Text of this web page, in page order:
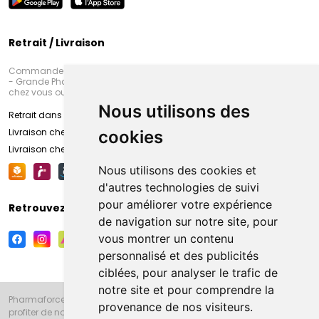
Nous utilisons des
cookies
Nous utilisons des cookies et
d'autres technologies de suivi
pour améliorer votre expérience
de navigation sur notre site, pour
vous montrer un contenu
personnalisé et des publicités
ciblées, pour analyser le trafic de
notre site et pour comprendre la
provenance de nos visiteurs.
Retrait / Livraison
Commandez en ligne et venez chercher votre commande à Amiens
- Grande Pharmacie d’Amiens (Fachon) ou recevez-là rapidement
chez vous ou en point retrait
Retrait dans la pharmacie d’Amiens
Livraison chez vous
Livraison chez votre commerçant
Retrouvez-nous sur vos réseaux sociaux
Pharmaforce.fr et la Grande Pharmacie d’Amiens vous souhaitent de
profiter de notre accueil, de nos conseils pharmaceutiques,